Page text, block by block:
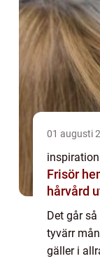
01 augusti
inspiration
Frisör hem på
hårvård
Det går
tyvärr
gäller i